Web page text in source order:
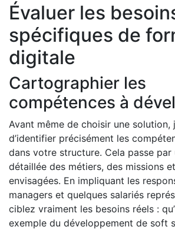
Évaluer les
spécifiques de
digitale
Cartographier les
compétences à
Avant même de choisir une solution,
d’identifier précisément les
dans votre structure. Cela passe par
détaillée des métiers, des missions
envisagées. En impliquant les
managers et quelques salariés
ciblez vraiment les besoins réels :
exemple du développement de soft